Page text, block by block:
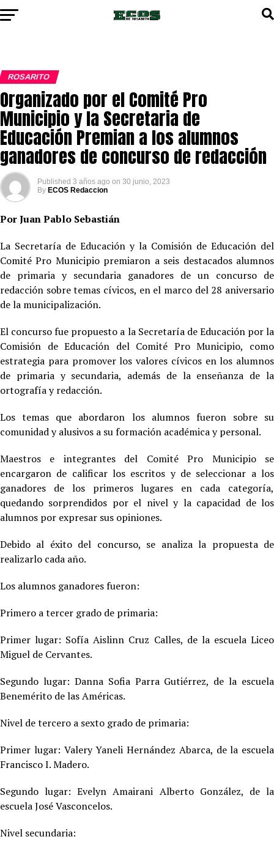
ROSARITO
Organizado por el Comité Pro
Municipio y la Secretaria de
Educación Premian a los alumnos
ganadores de concurso de redacción
Published 3 años ago on 30 junio, 2023
By ECOS Redaccion
Por Juan Pablo Sebastián
La Secretaría de Educación y la Comisión de Educación del
Comité Pro Municipio premiaron a seis destacados alumnos
de primaria y secundaria ganadores de un concurso de
redacción sobre temas cívicos, en el marco del 28 aniversario
de la municipalización.
El concurso fue propuesto a la Secretaría de Educación por la
Comisión de Educación del Comité Pro Municipio, como
estrategia para promover los valores cívicos en los alumnos
de primaria y secundaria, además de la enseñanza de la
ortografía y redacción.
Los temas que abordaron los alumnos fueron sobre su
comunidad y alusivos a su formación académica y personal.
Maestros e integrantes del Comité Pro Municipio se
encargaron de calificar los escritos y de seleccionar a los
ganadores de los primeros lugares en cada categoría,
quedando sorprendidos por el nivel y la capacidad de los
alumnos por expresar sus opiniones.
Debido al éxito del concurso, se analiza la propuesta de
realizarlo cada año.
Los alumnos ganadores fueron:
Primero a tercer grado de primaria:
Primer lugar: Sofía Aislinn Cruz Calles, de la escuela Liceo
Miguel de Cervantes.
Segundo lugar: Danna Sofia Parra Gutiérrez, de la escuela
Benemérito de las Américas.
Nivel de tercero a sexto grado de primaria:
Primer lugar: Valery Yaneli Hernández Abarca, de la escuela
Francisco I. Madero.
Segundo lugar: Evelyn Amairani Alberto González, de la
escuela José Vasconcelos.
Nivel secundaria: